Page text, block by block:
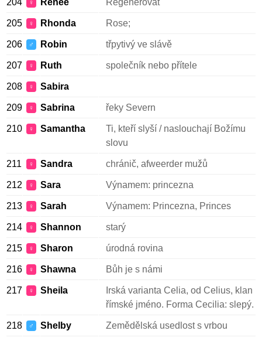
204 ♀ Renee Regenerovat
205 ♀ Rhonda Rose;
206 ♂ Robin třpytivý ve slávě
207 ♀ Ruth společník nebo přítele
208 ♀ Sabira
209 ♀ Sabrina řeky Severn
210 ♀ Samantha
Ti, kteří slyší / naslouchají Božímu
slovu
211 ♀ Sandra chránič, afweerder mužů
212 ♀ Sara Výnamem: princezna
213 ♀ Sarah Výnamem: Princezna, Princes
214 ♀ Shannon starý
215 ♀ Sharon úrodná rovina
216 ♀ Shawna Bůh je s námi
217 ♀ Sheila
Irská varianta Celia, od Celius, klan
římské jméno. Forma Cecilia: slepý.
218 ♂ Shelby Zemědělská usedlost s vrbou